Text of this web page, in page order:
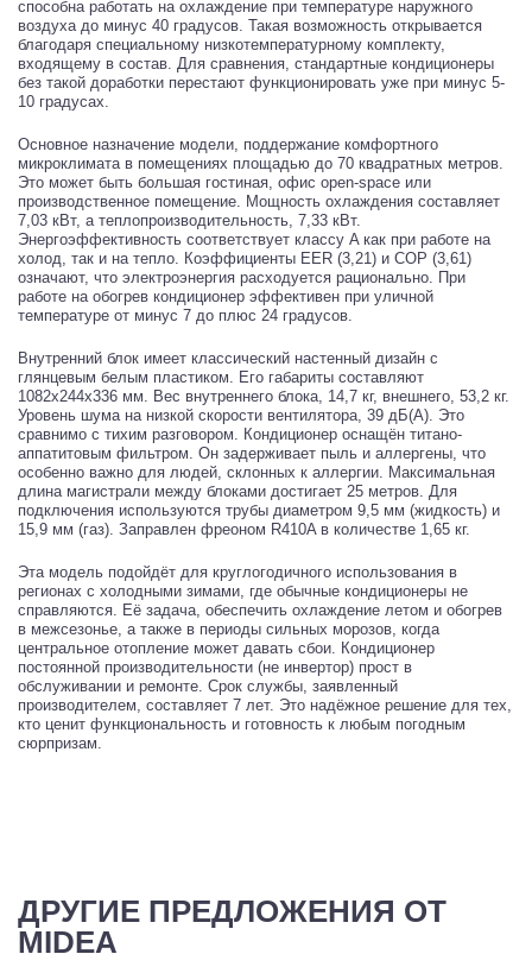
способна работать на охлаждение при температуре наружного
воздуха до минус 40 градусов. Такая возможность открывается
благодаря специальному низкотемпературному комплекту,
входящему в состав. Для сравнения, стандартные кондиционеры
без такой доработки перестают функционировать уже при минус 5-
10 градусах.
Основное назначение модели, поддержание комфортного
микроклимата в помещениях площадью до 70 квадратных метров.
Это может быть большая гостиная, офис open-space или
производственное помещение. Мощность охлаждения составляет
7,03 кВт, а теплопроизводительность, 7,33 кВт.
Энергоэффективность соответствует классу A как при работе на
холод, так и на тепло. Коэффициенты EER (3,21) и COP (3,61)
означают, что электроэнергия расходуется рационально. При
работе на обогрев кондиционер эффективен при уличной
температуре от минус 7 до плюс 24 градусов.
Внутренний блок имеет классический настенный дизайн с
глянцевым белым пластиком. Его габариты составляют
1082x244x336 мм. Вес внутреннего блока, 14,7 кг, внешнего, 53,2 кг.
Уровень шума на низкой скорости вентилятора, 39 дБ(А). Это
сравнимо с тихим разговором. Кондиционер оснащён титано-
аппатитовым фильтром. Он задерживает пыль и аллергены, что
особенно важно для людей, склонных к аллергии. Максимальная
длина магистрали между блоками достигает 25 метров. Для
подключения используются трубы диаметром 9,5 мм (жидкость) и
15,9 мм (газ). Заправлен фреоном R410A в количестве 1,65 кг.
Эта модель подойдёт для круглогодичного использования в
регионах с холодными зимами, где обычные кондиционеры не
справляются. Её задача, обеспечить охлаждение летом и обогрев
в межсезонье, а также в периоды сильных морозов, когда
центральное отопление может давать сбои. Кондиционер
постоянной производительности (не инвертор) прост в
обслуживании и ремонте. Срок службы, заявленный
производителем, составляет 7 лет. Это надёжное решение для тех,
кто ценит функциональность и готовность к любым погодным
сюрпризам.
ДРУГИЕ ПРЕДЛОЖЕНИЯ ОТ
MIDEA